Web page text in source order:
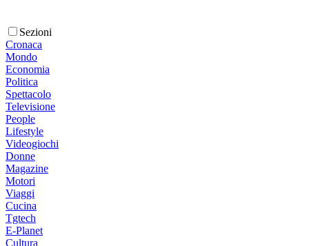
Sezioni
Cronaca
Mondo
Economia
Politica
Spettacolo
Televisione
People
Lifestyle
Videogiochi
Donne
Magazine
Motori
Viaggi
Cucina
Tgtech
E-Planet
Cultura